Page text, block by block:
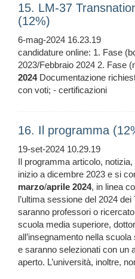
15. LM-37
(12%)
6-mag-2024 16.23.19
candidature online: 1. Fase
2023/Febbraio 2024 2. Fase
2024Documentazione
con voti; - certificazioni
16. Il programma
19-set-2024 10.29.19
Il programma articolo,
inizio a dicembre 2023 e si
marzo/aprile 2024, in linea
l’ultima sessione del 2024
saranno professori o
scuola media superiore,
all’insegnamento nella
e saranno selezionati con un
aperto. L’università, inoltre,